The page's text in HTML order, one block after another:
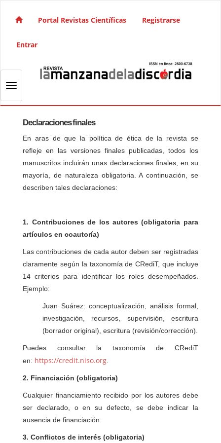
Navegación principal
Barra lateral
Portal Revistas Científicas Registrarse
Entrar
Toggle navigation
Declaraciones finales
En aras de que la política de ética de la revista se
refleje en las versiones finales publicadas, todos los
manuscritos incluirán unas declaraciones finales, en su
mayoría, de naturaleza obligatoria. A continuación, se
describen tales declaraciones:
1. Contribuciones de los autores (obligatoria para
artículos en coautoría)
Las contribuciones de cada autor deben ser registradas
claramente según la taxonomía de CRediT, que incluye
14 criterios para identificar los roles desempeñados.
Ejemplo:
Juan Suárez: conceptualización, análisis formal,
investigación, recursos, supervisión, escritura
(borrador original), escritura (revisión/corrección).
Puedes consultar la taxonomía de CRediT
en: https://credit.niso.org
2. Financiación (obligatoria)
Cualquier financiamiento recibido por los autores debe
ser declarado, o en su defecto, se debe indicar la
ausencia de financiación.
3. Conflictos de interés (obligatoria)